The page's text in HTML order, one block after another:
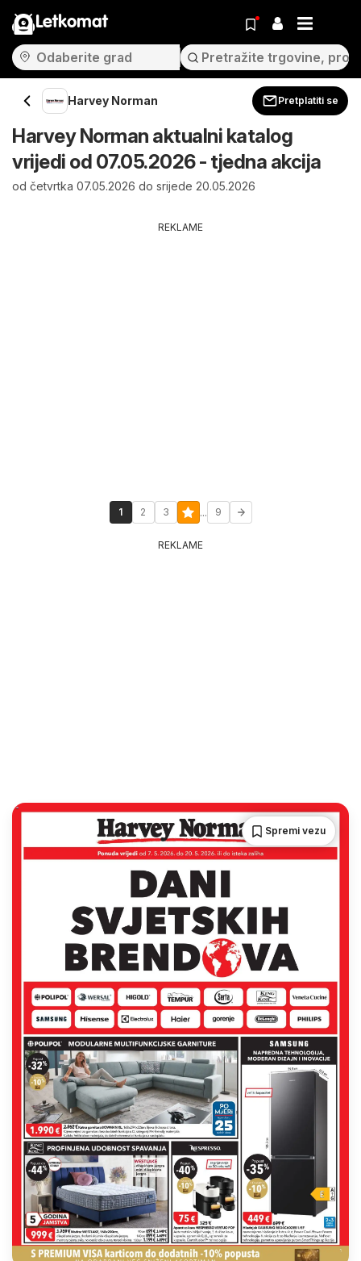
Letkomat
Harvey Norman Pretplatiti se
Harvey Norman aktualni katalog
vrijedi od 07.05.2026 - tjedna akcija
od četvrtka 07.05.2026 do srijede 20.05.2026
REKLAME
1 2 3 ... 9
REKLAME
Spremi vezu